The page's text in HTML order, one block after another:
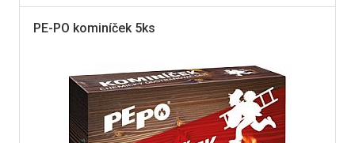
PE-PO kominíček 5ks